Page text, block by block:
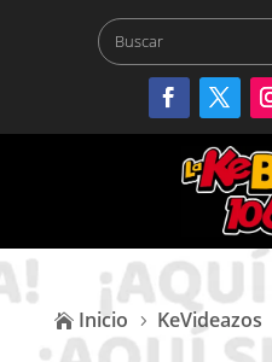
 Inicio 5 KeVideazos